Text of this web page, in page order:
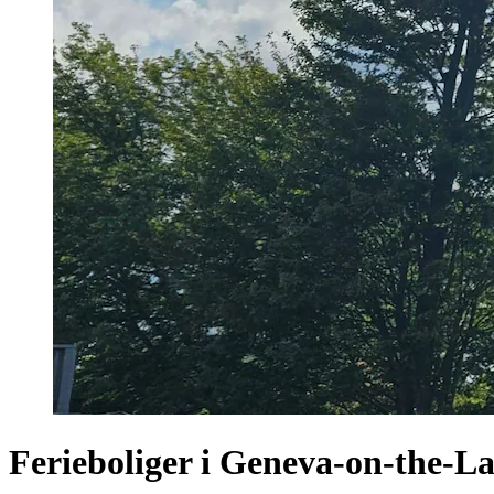
Ferieboliger i Geneva-on-the-